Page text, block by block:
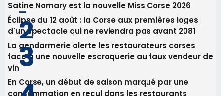
31/07/2026 08:22
82ème anniversaire de la disparition du
Commandant Antoine de Saint Exupery
Les plus lus